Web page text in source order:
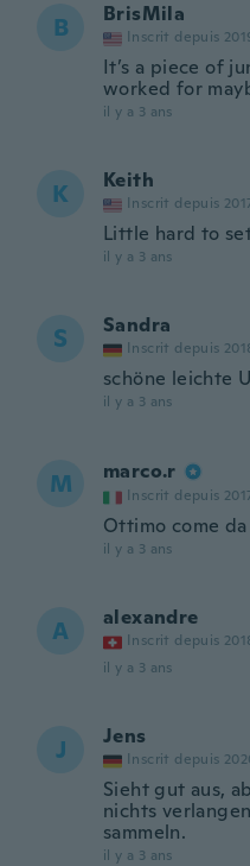
B BrisMila
Inscrit depuis
It’s a piece of
worked for
il y a 3 ans
K Keith
Inscrit depuis
Little hard to
il y a 3 ans
S Sandra
Inscrit depuis
schöne leichte
il y a 3 ans
M marco.r
Inscrit depuis
Ottimo come
il y a 3 ans
A alexandre
Inscrit depuis
il y a 3 ans
J Jens
Inscrit depuis
Sieht gut aus,
nichts
sammeln.
il y a 3 ans